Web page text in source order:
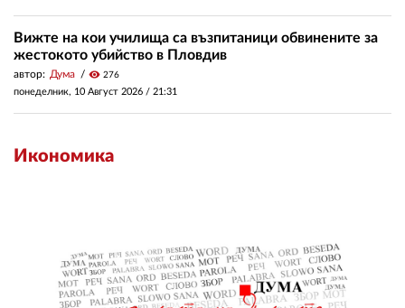
Вижте на кои училища са възпитаници обвинените за
жестокото убийство в Пловдив
автор: Дума visibility 276
понеделник, 10 Август 2026 / 21:31
Икономика